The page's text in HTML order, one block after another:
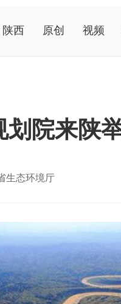
陕西 原创 视频
院来陕
生态环境厅